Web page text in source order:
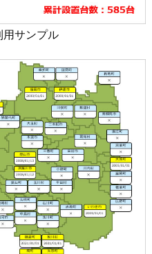
用サンプル